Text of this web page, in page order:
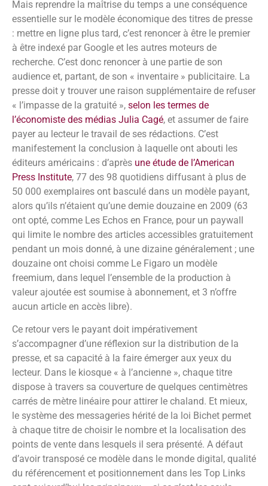
Mais reprendre la maîtrise du temps a une conséquence
essentielle sur le modèle économique des titres de presse
: mettre en ligne plus tard, c’est renoncer à être le premier
à être indexé par Google et les autres moteurs de
recherche. C’est donc renoncer à une partie de son
audience et, partant, de son « inventaire » publicitaire. La
presse doit y trouver une raison supplémentaire de refuser
« l’impasse de la gratuité », selon les termes de
l’économiste des médias Julia Cagé, et assumer de faire
payer au lecteur le travail de ses rédactions. C’est
manifestement la conclusion à laquelle ont abouti les
éditeurs américains : d’après une étude de l’American
Press Institute, 77 des 98 quotidiens diffusant à plus de
50 000 exemplaires ont basculé dans un modèle payant,
alors qu’ils n’étaient qu’une demie douzaine en 2009 (63
ont opté, comme Les Echos en France, pour un paywall
qui limite le nombre des articles accessibles gratuitement
pendant un mois donné, à une dizaine généralement ; une
douzaine ont choisi comme Le Figaro un modèle
freemium, dans lequel l’ensemble de la production à
valeur ajoutée est soumise à abonnement, et 3 n’offre
aucun article en accès libre).
Ce retour vers le payant doit impérativement
s’accompagner d’une réflexion sur la distribution de la
presse, et sa capacité à la faire émerger aux yeux du
lecteur. Dans le kiosque « à l’ancienne », chaque titre
dispose à travers sa couverture de quelques centimètres
carrés de mètre linéaire pour attirer le chaland. Et mieux,
le système des messageries hérité de la loi Bichet permet
à chaque titre de choisir le nombre et la localisation des
points de vente dans lesquels il sera présenté. A défaut
d’avoir transposé ce modèle dans le monde digital, qualité
du référencement et positionnement dans les Top Links